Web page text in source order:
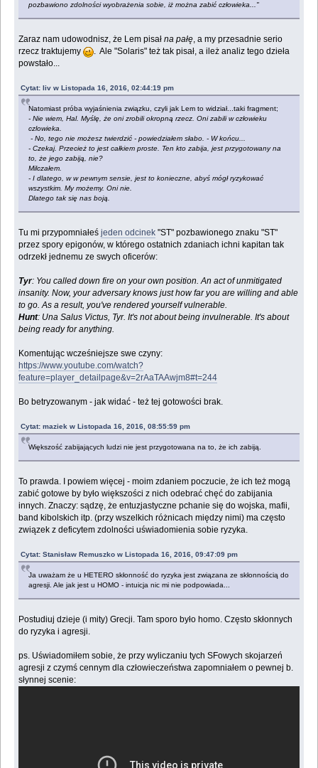
pozbawiono zdolności wyobrażenia sobie, iż można zabić człowieka..."
Zaraz nam udowodnisz, że Lem pisałna pałę, a my przesadnie serio
rzecz traktujemy
. Ale "Solaris" też tak pisał, a ileż analiz tego dzieła
powstało...
Cytat: liv w Listopada 16, 2016, 02:44:19 pm
Natomiast próba wyjaśnienia związku, czyli jak Lem to widział...taki fragment;
- Nie wiem, Hal. Myślę, że oni zrobili okropną rzecz. Oni zabili w człowieku
czlowieka.
- No, tego nie możesz twierdzić - powiedziałem słabo. - W końcu...
- Czekaj. Przecież to jest całkiem proste. Ten kto zabija, jest przygotowany na
to, że jego zabiją, nie?
Milczałem.
- I dlatego, w w pewnym sensie, jest to konieczne, abyś mógł ryzykować
wszystkim. My możemy. Oni nie.
Dlatego tak się nas boją.
Tu mi przypomniałeśjeden odcinek "ST" pozbawionego znaku "ST"
przez spory epigonów, w którego ostatnich zdaniach ichni kapitan tak
odrzekł jednemu ze swych oficerów:
Tyr: You called down fire on your own position. An act of unmitigated
insanity. Now, your adversary knows just how far you are willing and able
to go. As a result, you've rendered yourself vulnerable.
Hunt: Una Salus Victus, Tyr. It's not about being invulnerable. It's about
being ready for anything.
Komentując wcześniejsze swe czyny:
https://www.youtube.com/watch?
feature=player_detailpage&v=2rAaTAAwjm8#t=244
Bo betryzowanym - jak widać - też tej gotowości brak.
Cytat: maziek w Listopada 16, 2016, 08:55:59 pm
Większość zabijających ludzi nie jest przygotowana na to, że ich zabiją.
To prawda. I powiem więcej - moim zdaniem poczucie, że ich też mogą
zabić gotowe by było większości z nich odebrać chęć do zabijania
innych. Znaczy: sądzę, że entuzjastyczne pchanie się do wojska, mafii,
band kibolskich itp. (przy wszelkich różnicach między nimi) ma często
związek z deficytem zdolności uświadomienia sobie ryzyka.
Cytat: Stanisław Remuszko w Listopada 16, 2016, 09:47:09 pm
Ja uważam że u HETERO skłonność do ryzyka jest związana ze skłonnością do
agresji. Ale jak jest u HOMO - intuicja nic mi nie podpowiada...
Postudiuj dzieje (i mity) Grecji. Tam sporo było homo. Często skłonnych
do ryzyka i agresji.
ps. Uświadomiłem sobie, że przy wyliczaniu tych SFowych skojarzeń
agresji z czymś cennym dla człowieczeństwa zapomniałem o pewnej b.
słynnej scenie: